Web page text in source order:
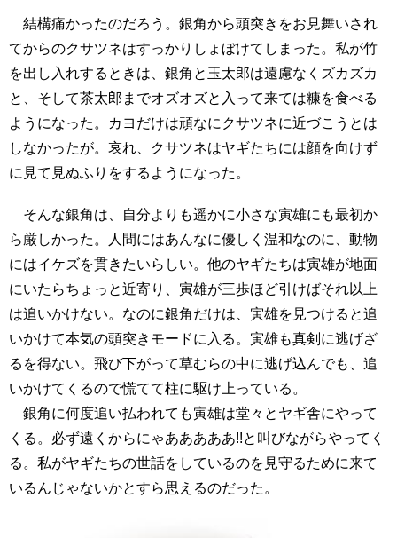
結構痛かったのだろう。銀角から頭突きをお見舞いされ
てからのクサツネはすっかりしょぼけてしまった。私が竹
を出し入れするときは、銀角と玉太郎は遠慮なくズカズカ
と、そして茶太郎までオズオズと入って来ては糠を食べる
ようになった。カヨだけは頑なにクサツネに近づこうとは
しなかったが。哀れ、クサツネはヤギたちには顔を向けず
に見て見ぬふりをするようになった。
そんな銀角は、自分よりも遥かに小さな寅雄にも最初か
ら厳しかった。人間にはあんなに優しく温和なのに、動物
にはイケズを貫きたいらしい。他のヤギたちは寅雄が地面
にいたらちょっと近寄り、寅雄が三歩ほど引けばそれ以上
は追いかけない。なのに銀角だけは、寅雄を見つけると追
いかけて本気の頭突きモードに入る。寅雄も真剣に逃げざ
るを得ない。飛び下がって草むらの中に逃げ込んでも、追
いかけてくるので慌てて柱に駆け上っている。
銀角に何度追い払われても寅雄は堂々とヤギ舎にやって
くる。必ず遠くからにゃあああああ!!と叫びながらやってく
る。私がヤギたちの世話をしているのを見守るために来て
いるんじゃないかとすら思えるのだった。